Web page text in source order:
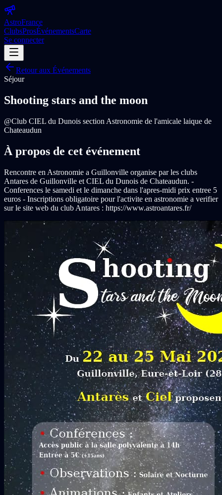
AstroFrance
ClubsProsÉvénementsCarte
Se connecter
Retour aux Événements
Séjour
Shooting stars and the moon
@Club CIEL du Dunois section Astronomie de l'amicale laique de
Chateaudun
À propos de cet événement
Rencontre en Astronomie a Guillonville organise par les clubs
Antares de Guillonville et CIEL du Dunois de Chateaudun. -
Conferences le samedi et le dimanche dans l'apres-midi prix entree 5
euros - Inscriptions obligatoire pour l'activite en astronomie a verifier
sur le site web du club Antares : https://www.astroantares.fr/